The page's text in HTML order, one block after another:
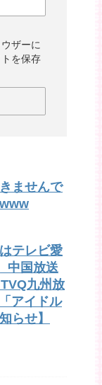
ザーに
を保存
ませんで
テレビ愛
中国放送
九州放
アイドル
らせ】